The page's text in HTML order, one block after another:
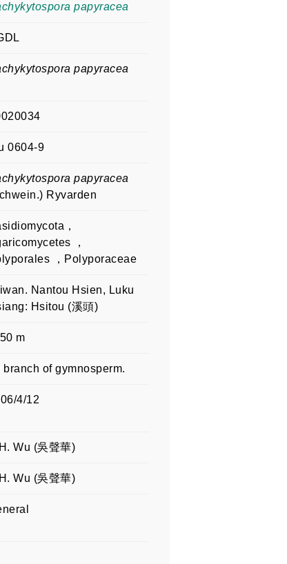
papyracea
papyracea
0604-9
papyracea
Ryvarden
，
，
，Polyporaceae
Nantou Hsien, Luku
Hsitou (溪頭)
m
branch of gymnosperm.
4/12
Wu (吳聲華)
Wu (吳聲華)